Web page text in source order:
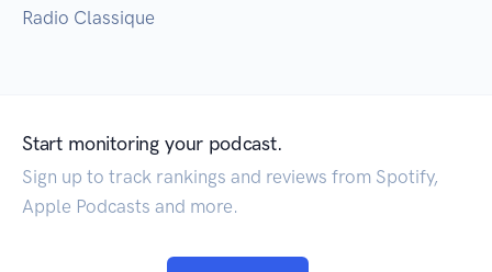
Radio Classique
Start monitoring your podcast.
Sign up to track rankings and reviews from Spotify,
Apple Podcasts and more.